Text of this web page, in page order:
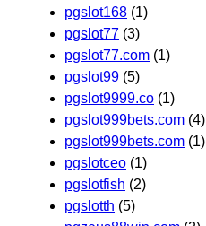
pgslot168 (1)
pgslot77 (3)
pgslot77.com (1)
pgslot99 (5)
pgslot9999.co (1)
pgslot999bets.com (4)
pgslot999bets.com (1)
pgslotceo (1)
pgslotfish (2)
pgslotth (5)